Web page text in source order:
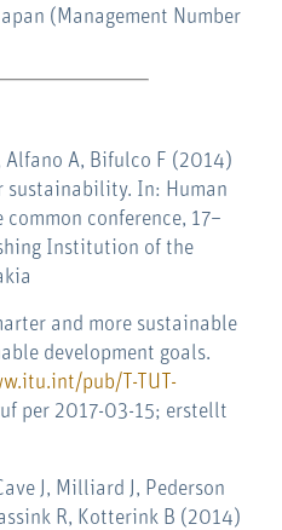
(Management Number
Alfano A, Bifulco F (2014)
sustainability. In: Human
conference, 17–
Institution of the
and more sustainable
development goals.
pub/T-TUT-
per 2017-03-15; erstellt
J, Milliard J, Pederson
R, Kotterink B (2014)